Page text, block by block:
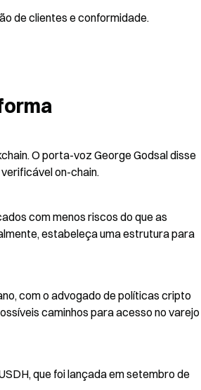
de clientes e conformidade.
O porta-voz George Godsal disse
on-chain.
com menos riscos do que as
estabeleça uma estrutura para
com o advogado de políticas cripto
caminhos para acesso no varejo
que foi lançada em setembro de